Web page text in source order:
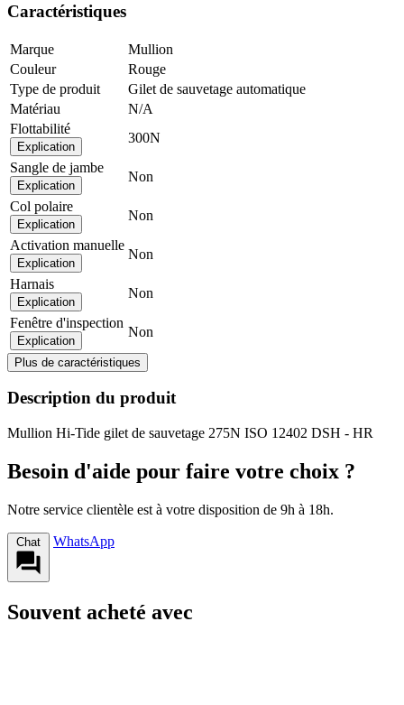
Caractéristiques
Marque
Mullion
Couleur
Rouge
Type de produit
Gilet de sauvetage automatique
Matériau
N/A
Flottabilité
Explication
300N
Sangle de jambe
Explication
Non
Col polaire
Explication
Non
Activation manuelle
Explication
Non
Harnais
Explication
Non
Fenêtre d'inspection
Explication
Non
Plus de caractéristiques
Description du produit
Mullion Hi-Tide gilet de sauvetage 275N ISO 12402 DSH - HR
Besoin d'aide pour faire votre choix ?
Notre service clientèle est à votre disposition de 9h à 18h.
Chat WhatsApp
Souvent acheté avec